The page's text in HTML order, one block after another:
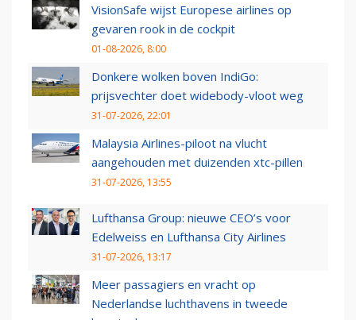
VisionSafe wijst Europese airlines op
gevaren rook in de cockpit
01-08-2026, 8:00
Donkere wolken boven IndiGo:
prijsvechter doet widebody-vloot weg
31-07-2026, 22:01
Malaysia Airlines-piloot na vlucht
aangehouden met duizenden xtc-pillen
31-07-2026, 13:55
Lufthansa Group: nieuwe CEO’s voor
Edelweiss en Lufthansa City Airlines
31-07-2026, 13:17
Meer passagiers en vracht op
Nederlandse luchthavens in tweede